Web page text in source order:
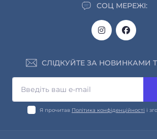
СОЦ МЕРЕЖІ:
СЛІДКУЙТЕ ЗА НОВИНКАМИ
Я прочитав Політика конфіденційності і